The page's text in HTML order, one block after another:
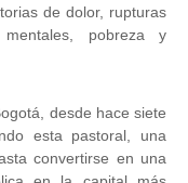
de dolor, rupturas
mentales, pobreza y
desde hace siete
esta pastoral, una
convertirse en una